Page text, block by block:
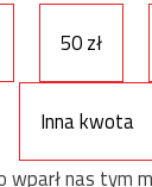
50 zł
Inna kwota
wparł nas tym